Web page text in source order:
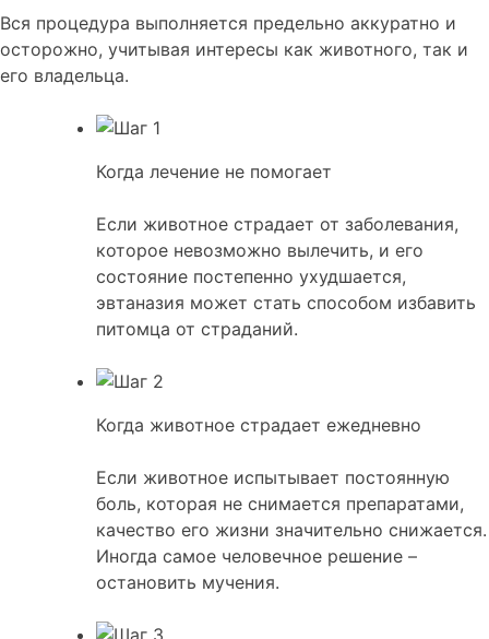
Вся процедура выполняется предельно аккуратно и
осторожно, учитывая интересы как животного, так и
его владельца.
Когда лечение не помогает
Если животное страдает от заболевания,
которое невозможно вылечить, и его
состояние постепенно ухудшается,
эвтаназия может стать способом избавить
питомца от страданий.
Когда животное страдает ежедневно
Если животное испытывает постоянную
боль, которая не снимается препаратами,
качество его жизни значительно снижается.
Иногда самое человечное решение –
остановить мучения.